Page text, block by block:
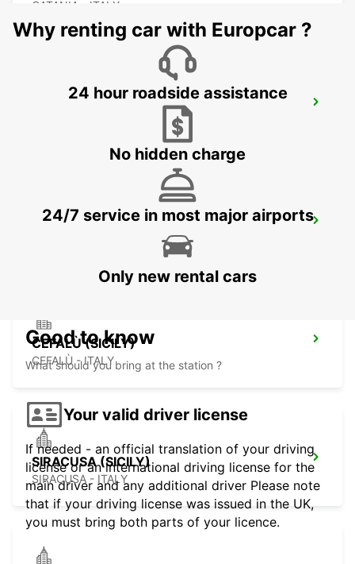
CATANIA - ITALY
AUGUSTA (SICILY)
CEFALÙ (SICILY)
CEFALÙ - ITALY
SIRACUSA (SICILY)
SIRACUSA - ITALY
Why renting car with Europcar ?
24 hour roadside assistance
No hidden charge
24/7 service in most major airports
Only new rental cars
Good to know
What should you bring at the station ?
Your valid driver license
If needed - an official translation of your driving
license or an international driving license for the
main driver and any additional driver Please note
that if your driving license was issued in the UK,
you must bring both parts of your licence.